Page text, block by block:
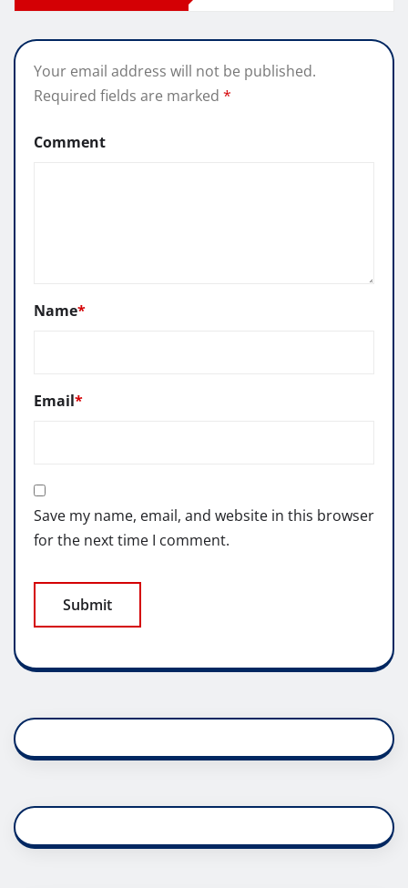
Your email address will not be published.
Required fields are marked *
Comment
Name*
Email*
Save my name, email, and website in this browser
for the next time I comment.